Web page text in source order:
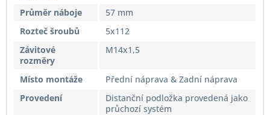
Průměr náboje
57 mm
Rozteč šroubů
5x112
Závitové
rozměry
M14x1,5
Místo montáže
Přední náprava & Zadní náprava
Provedení
Distanční podložka provedená jako
průchozí systém